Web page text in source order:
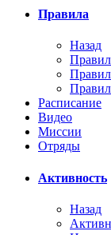
Правила
Назад
Расписание
Видео
Миссии
Отряды
Активность
Назад